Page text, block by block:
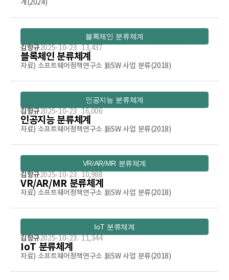
계(2024)
블록체인 분류체계
김항규2025-10-23 13,437
블록체인 분류체계
자료) 소프트웨어정책연구소 新SW 사업 분류(2018)
인공지능 분류체계
김항규2025-10-23 16,006
인공지능 분류체계
자료) 소프트웨어정책연구소 新SW 사업 분류(2018)
VR/AR/MR 분류체계
김항규2025-10-23 10,988
VR/AR/MR 분류체계
자료) 소프트웨어정책연구소 新SW 사업 분류(2018)
IoT 분류체계
김항규2025-10-23 11,344
IoT 분류체계
자료) 소프트웨어정책연구소 新SW 사업 분류(2018)